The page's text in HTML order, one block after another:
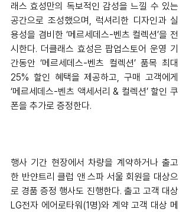
래스 효성만의 독보적인 감성을 느낄 수 있는
공간으로 조성했으며, 럭셔리한 디자인과 실
용성을 겸비한 ‘메르세데스-벤츠 컬렉션’을 전
시한다. 더클래스 효성은 팝업스토어 운영 기
간동안 ‘메르세데스-벤츠 컬렉션’ 품목 최대
25% 할인 혜택을 제공하고, 구매 고객에게
‘메르세데스-벤츠 액세서리 & 컬렉션’ 할인 쿠
폰을 추가로 증정한다.
행사 기간 현장에서 차량을 계약하거나 출고
한 반얀트리 클럽 앤 스파 서울 회원을 대상으
로 경품 증정 행사도 진행한다. 출고 고객 대상
LG전자 에어로타워(1명)와 계약 고객 대상 메